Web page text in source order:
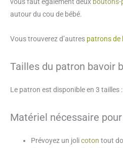
autour du cou de bébé.
Vous trouverez d’autres patrons de
Tailles du patron bavoir
Le patron est disponible en 3 tailles
Matériel nécessaire
Prévoyez un jolicoton tout